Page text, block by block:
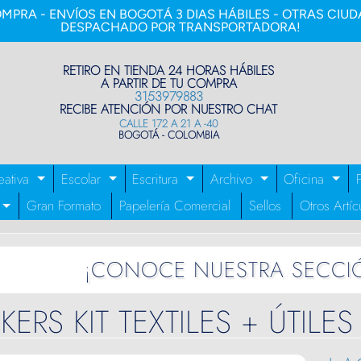
- ENVÍOS EN BOGOTÁ 3 DIAS HÁBILES - OTRAS
DESPACHADO POR TRANSPORTADORA!
RETIRO EN TIENDA 24 HORAS HÁBILES
A PARTIR DE TU COMPRA
3153979883
RECIBE ATENCIÓN POR NUESTRO CHAT
CALLE 172 A 21 A -40
BOGOTÁ - COLOMBIA
MENU
EXPAND CHILD MENU
Escolar EXPAND CHILD MENU
Escritura EXPAND CHILD MENU
Archivo EXPAND
Oficina
EXPAND CHILD MENU
Gran Formato Papelería Comercial Sellos Otros
MENU
MENU
¡CONOCE NUESTRA
KIT TEXTILES +